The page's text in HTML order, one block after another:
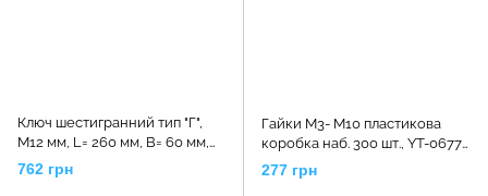
Ключ шестигранний тип "Г",
М12 мм, L= 260 мм, B= 60 мм,
ізольований корпус VDE до
1000V, YT-21127 YATO
762 грн
Гайки М3- М10 пластикова
коробка наб. 300 шт., YT-06772
YATO
277 грн